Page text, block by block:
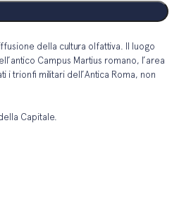
della cultura olfattiva. Il luogo
Campus Martius romano, l’area
i trionfi militari dell’Antica Roma, non
Capitale.